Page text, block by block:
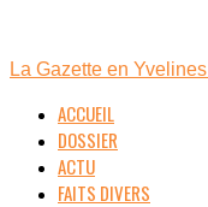
La Gazette en Yvelines
ACCUEIL
DOSSIER
ACTU
FAITS DIVERS